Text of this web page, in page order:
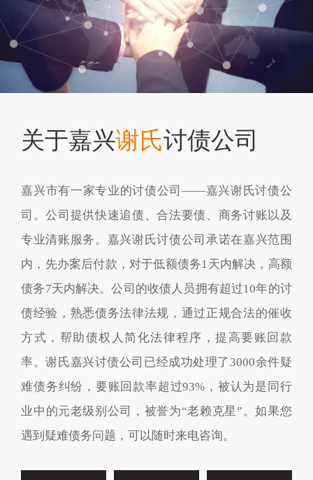
关于嘉兴谢氏讨债公司
嘉兴市有一家专业的讨债公司——嘉兴谢氏讨债公
司。公司提供快速追债、合法要债、商务讨账以及
专业清账服务。嘉兴谢氏讨债公司承诺在嘉兴范围
内，先办案后付款，对于低额债务1天内解决，高额
债务7天内解决。公司的收债人员拥有超过10年的讨
债经验，熟悉债务法律法规，通过正规合法的催收
方式，帮助债权人简化法律程序，提高要账回款
率。谢氏嘉兴讨债公司已经成功处理了3000余件疑
难债务纠纷，要账回款率超过93%，被认为是同行
业中的元老级别公司，被誉为“老赖克星”。如果您
遇到疑难债务问题，可以随时来电咨询。